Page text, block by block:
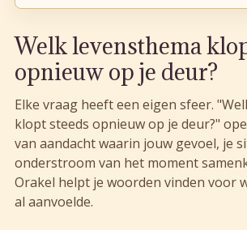
Welk levensthema
opnieuw op je deur?
Elke vraag heeft een eigen sfeer.
klopt steeds opnieuw op je deur?"
van aandacht waarin jouw gevoel, je
onderstroom van het moment
Orakel helpt je woorden vinden voor
al aanvoelde.